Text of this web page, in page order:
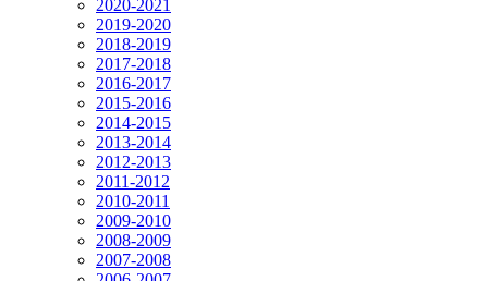
2020-2021
2019-2020
2018-2019
2017-2018
2016-2017
2015-2016
2014-2015
2013-2014
2012-2013
2011-2012
2010-2011
2009-2010
2008-2009
2007-2008